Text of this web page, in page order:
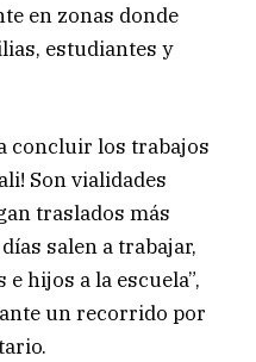
en zonas donde
estudiantes y
concluir los trabajos
Son vialidades
traslados más
salen a trabajar,
hijos a la escuela”,
un recorrido por